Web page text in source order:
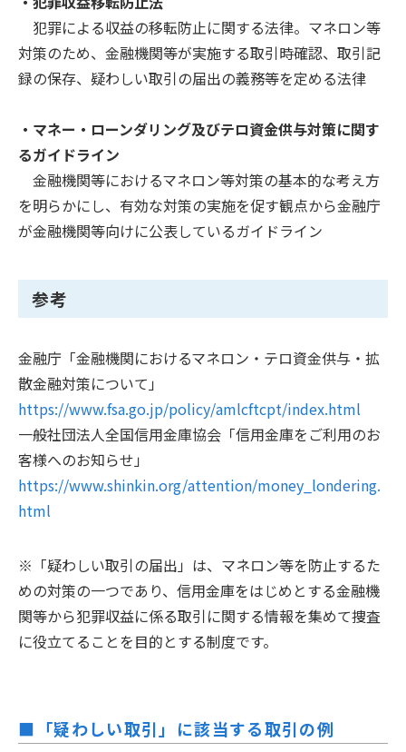
犯罪による収益の移転防止に関する法律。マネロン等
対策のため、金融機関等が実施する取引時確認、取引記
録の保存、疑わしい取引の届出の義務等を定める法律
・マネー・ローンダリング及びテロ資金供与対策に関す
るガイドライン
金融機関等におけるマネロン等対策の基本的な考え方
を明らかにし、有効な対策の実施を促す観点から金融庁
が金融機関等向けに公表しているガイドライン
参考
金融庁「金融機関におけるマネロン・テロ資金供与・拡
散金融対策について」
https://www.fsa.go.jp/policy/amlcftcpt/index.html
一般社団法人全国信用金庫協会「信用金庫をご利用のお
客様へのお知らせ」
https://www.shinkin.org/attention/money_londering.
html
※「疑わしい取引の届出」は、マネロン等を防止するた
めの対策の一つであり、信用金庫をはじめとする金融機
関等から犯罪収益に係る取引に関する情報を集めて捜査
に役立てることを目的とする制度です。
「疑わしい取引」に該当する取引の例